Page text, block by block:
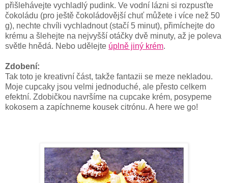
přišlehávejte vychladlý pudink. Ve vodní lázni si rozpusťte
čokoládu (pro ještě čokoládovější chuť můžete i více než 50
g), nechte chvíli vychladnout (stačí 5 minut), přimíchejte do
krému a šlehejte na nejvyšší otáčky dvě minuty, až je poleva
světle hnědá. Nebo udělejte úplně jiný krém.
Zdobení:
Tak toto je kreativní část, takže fantazii se meze nekladou.
Moje cupcaky jsou velmi jednoduché, ale přesto celkem
efektní. Zdobičkou navršíme na cupcake krém, posypeme
kokosem a zapíchneme kousek citrónu. A here we go!